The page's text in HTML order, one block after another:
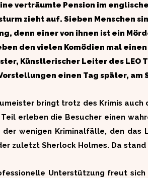
verträumte Pension im
zieht auf. Sieben Menschen
denn einer von ihnen ist ein
den vielen Komödien mal
Künstlerischer Leiter des LEO
einen Tag später, am
bringt trotz des Krimis auch
erleben die Besucher einen
wenigen Kriminalfälle, den das
zuletzt Sherlock Holmes. Da
Unterstützung freut sich